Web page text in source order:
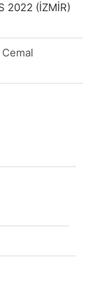
2022 (İZMİR)
Cemal